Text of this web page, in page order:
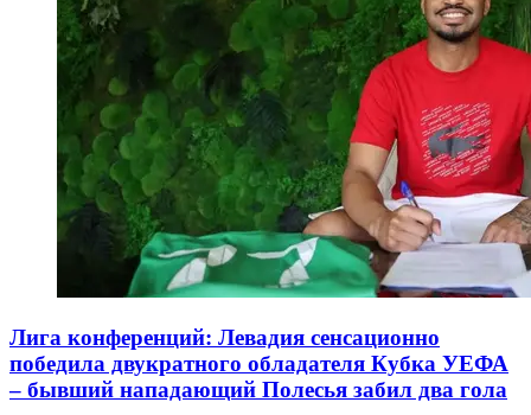
Лига конференций: Левадия сенсационно
победила двукратного обладателя Кубка УЕФА
– бывший нападающий Полесья забил два гола